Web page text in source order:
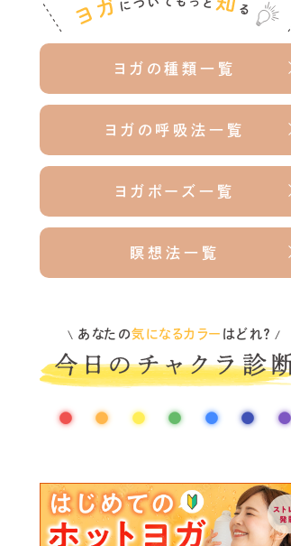
ヨガの種類一覧
ヨガの呼吸法一覧
ヨガポーズ一覧
瞑想法一覧
\あなたの気になるカラー はどれ？ /
● ● ● ● ● ● ●